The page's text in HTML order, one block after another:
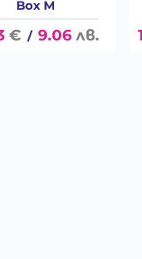
Box M
€ / 9.06 лв.